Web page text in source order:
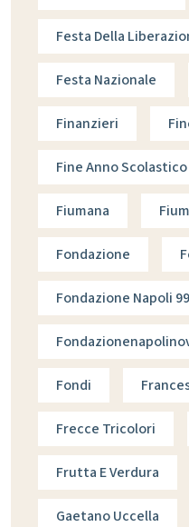
Festa Della
Festa Nazionale
Finanzieri
Fine Anno Scolastico
Fiumana
Fondazione
Fondazione Napoli 99
Fondi
Frecce Tricolori
Frutta E Verdura
Gaetano Uccella